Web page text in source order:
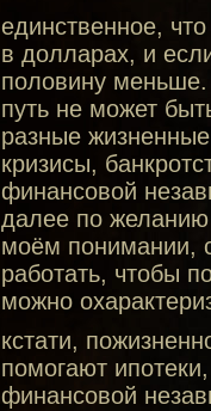
единственное,
в долларах, и
половину
путь не может
разные
кризисы,
финансовой
далее по желанию
моём понимании,
работать, чтобы
можно
кстати,
помогают
финансовой